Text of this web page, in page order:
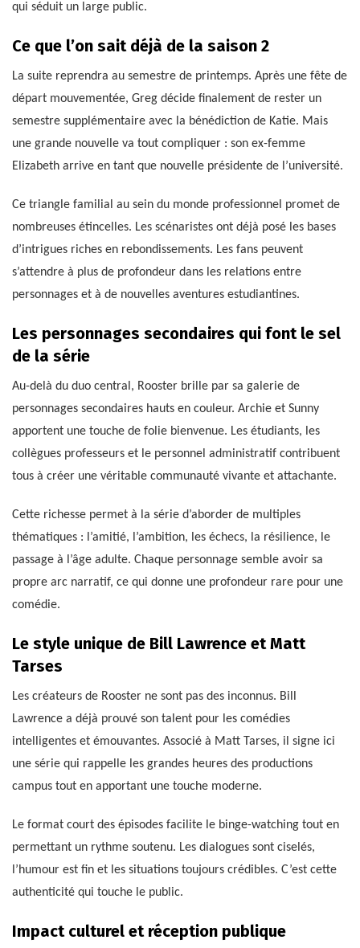
qui séduit un large public.
Ce que l’on sait déjà de la saison 2
La suite reprendra au semestre de printemps. Après une fête de
départ mouvementée, Greg décide finalement de rester un
semestre supplémentaire avec la bénédiction de Katie. Mais
une grande nouvelle va tout compliquer : son ex-femme
Elizabeth arrive en tant que nouvelle présidente de l’université.
Ce triangle familial au sein du monde professionnel promet de
nombreuses étincelles. Les scénaristes ont déjà posé les bases
d’intrigues riches en rebondissements. Les fans peuvent
s’attendre à plus de profondeur dans les relations entre
personnages et à de nouvelles aventures estudiantines.
Les personnages secondaires qui font le sel
de la série
Au-delà du duo central, Rooster brille par sa galerie de
personnages secondaires hauts en couleur. Archie et Sunny
apportent une touche de folie bienvenue. Les étudiants, les
collègues professeurs et le personnel administratif contribuent
tous à créer une véritable communauté vivante et attachante.
Cette richesse permet à la série d’aborder de multiples
thématiques : l’amitié, l’ambition, les échecs, la résilience, le
passage à l’âge adulte. Chaque personnage semble avoir sa
propre arc narratif, ce qui donne une profondeur rare pour une
comédie.
Le style unique de Bill Lawrence et Matt
Tarses
Les créateurs de Rooster ne sont pas des inconnus. Bill
Lawrence a déjà prouvé son talent pour les comédies
intelligentes et émouvantes. Associé à Matt Tarses, il signe ici
une série qui rappelle les grandes heures des productions
campus tout en apportant une touche moderne.
Le format court des épisodes facilite le binge-watching tout en
permettant un rythme soutenu. Les dialogues sont ciselés,
l’humour est fin et les situations toujours crédibles. C’est cette
authenticité qui touche le public.
Impact culturel et réception publique